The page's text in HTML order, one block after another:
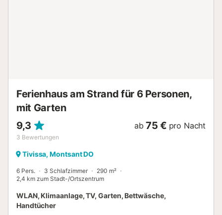
Ferienhaus am Strand für 6 Personen,
mit Garten
9,3
3 Bewertungen
ab 75 € pro Nacht
Tivissa, Montsant DO
6 Pers. 3 Schlafzimmer
290 m²
2,4 km zum Stadt-/Ortszentrum
WLAN, Klimaanlage, TV, Garten, Bettwäsche,
Handtücher